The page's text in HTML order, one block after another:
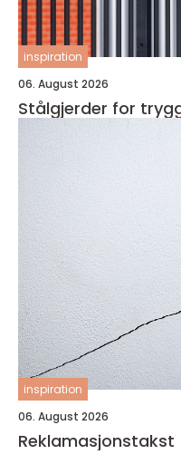
inspiration
06. August 2026
Stålgjerder for
inspiration
06. August 2026
Reklamasjonstakst